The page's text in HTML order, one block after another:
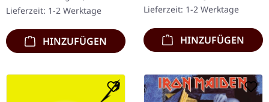
Lieferzeit: 1-2 Werktage
HINZUFÜGEN
wenn die…
Lieferzeit: 1-2 Werktage
HINZUFÜGEN